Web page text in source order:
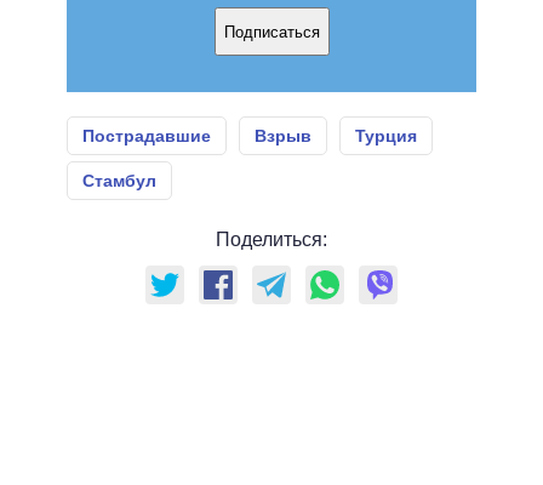
Подписаться
Пострадавшие Взрыв Турция
Стамбул
Поделиться: